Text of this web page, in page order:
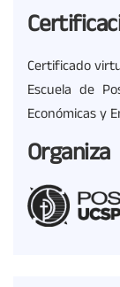
Certificado
Escuela de
Económicas y
Organiza